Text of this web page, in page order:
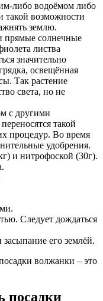
либо водоёмом либо
такой возможности
землю.
прямые солнечные
листва
значительно
освещённая
Так растение
света, но не
с другими
такой
процедур. Во время
удобрения.
и нитрофоской (30г).
Следует дождаться
его землёй.
волжанки – это
посадки